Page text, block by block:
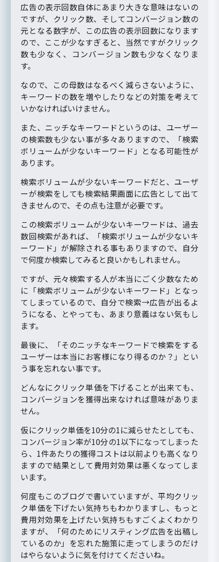
広告の表示回数自体にあまり大きな意味はないの
ですが、クリック数、そしてコンバージョン数の
元となる数字が、この広告の表示回数になります
ので、ここが少なすぎると、当然ですがクリック
数も少なく、コンバージョン数も少なくなりま
す。
なので、この母数はなるべく減らさないように、
キーワードの数を増やしたりなどの対策を考えて
いかなければいけません。
また、ニッチなキーワードというのは、ユーザー
の検索数も少ない事が多々ありますので、「検索
ボリュームが少ないキーワード」となる可能性が
あります。
検索ボリュームが少ないキーワードだと、ユーザ
ーが検索をしても検索結果画面に広告として出て
きませんので、その点も注意が必要です。
この検索ボリュームが少ないキーワードは、過去
数回検索があれば、「検索ボリュームが少ないキ
ーワード」が解除される事もありますので、自分
で何度か検索してみると良いかもしれません。
ですが、元々検索する人が本当にごく少数なため
に「検索ボリュームが少ないキーワード」となっ
てしまっているので、自分で検索→広告が出るよ
うになる、とやっても、あまり意義はない気もし
ます。
最後に、「そのニッチなキーワードで検索をする
ユーザーは本当にお客様になり得るのか？」とい
う事を忘れない事です。
どんなにクリック単価を下げることが出来ても、
コンバージョンを獲得出来なければ意味がありま
せん。
仮にクリック単価を10分の1に減らせたとしても、
コンバージョン率が10分の1以下になってしまった
ら、1件あたりの獲得コストは以前よりも高くなり
ますので結果として費用対効果は悪くなってしま
います。
何度もこのブログで書いていますが、平均クリッ
ク単価を下げたい気持ちもわかりますし、もっと
費用対効果を上げたい気持ちもすごくよくわかり
ますが、「何のためにリスティング広告を出稿し
ているのか」を忘れた施策に走ってしまうのだけ
はやらないように気を付けてくださいね。